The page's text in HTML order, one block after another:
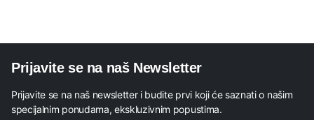
Prijavite se na naš Newsletter
Prijavite se na naš newsletter i budite prvi koji će saznati o našim
specijalnim ponudama, ekskluzivnim popustima.